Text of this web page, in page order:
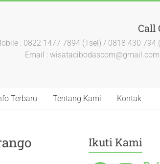
Call
: 0822 1477 7894 (Tsel) / 0818 430 794
Email :
Terbaru Tentang Kami Kontak
Ikuti Kami